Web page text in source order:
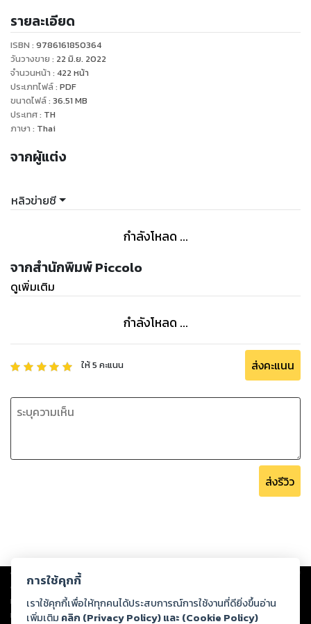
.
เฉินฟางหลิง นักสื่อสารกับสัตว์ ถูกนักข่าวตั้งข้อสงสัยในทำงาน
ของเธอ จนทำให้เธอต้องเลิกทำอาชีพนี้ไป
เท่านั้นไม่พอ เธอยังต้องพบเจอกับปัญหาชีวิตรุมเร้ามาระยะหนึ่ง
จนรู้สึกสิ้นไร้หนทาง
วันหนึ่งเธอได้พบสุนัขจรจัดสีดำเดินตามขออาหาร
จนเธอต้องพาสุนัขตัวนั้นกลับมาเลี้ยงดูและตั้งชื่อให้ว่า โต้วโต้ว
และกลับมาทำงานสื่อสารกับสัตว์อย่างที่เธอตั้งใจ
รายละเอียด
ISBN : 9786161850364
วันวางขาย : 22 มิ.ย. 2022
จำนวนหน้า : 422 หน้า
ประเภทไฟล์: PDF
ขนาดไฟล์: 36.51 MB
ประเทศ: TH
ภาษา : Thai
จากผู้แต่ง
หลิวข่ายซี
กำลังโหลด ...
จากสำนักพิมพ์ Piccolo
ดูเพิ่มเติม
กำลังโหลด ...
ให้5 คะแนน ส่งคะแนน
ส่งรีวิว
Copyright © 2026
ต่อผลงานหรือเนื้อหาใดที่อัปโหลดผ่านเว็บไซต์และปรากฏว่าละเมิดสิทธิใน
ทรัพย์สินทางปัญญาของบุคคลอื่นหรือขัดต่อกฎหมายและศีลธรรม ดังนั้น ผู้อ่าน
ทุกท่านโปรดใช้วิจารณญาณในการกลั่นกรองด้วยตนเอง และหากท่านพบว่าส่วน
การใช้คุกกี้
เราใช้คุกกี้เพื่อให้ทุกคนได้ประสบการณ์การใช้งานที่ดียิ่งขึ้นอ่าน
เพิ่มเติม คลิก (Privacy Policy) และ (Cookie Policy)